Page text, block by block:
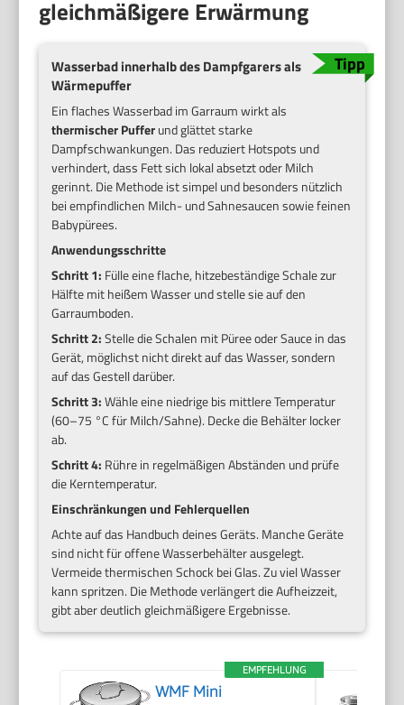
gleichmäßigere Erwärmung
Wasserbad innerhalb des Dampfgarers als
Wärmepuffer
Ein flaches Wasserbad im Garraum wirkt als
thermischer Pufferund glättet starke
Dampfschwankungen. Das reduziert Hotspots und
verhindert, dass Fett sich lokal absetzt oder Milch
gerinnt. Die Methode ist simpel und besonders nützlich
bei empfindlichen Milch- und Sahnesaucen sowie feinen
Babypürees.
Anwendungsschritte
Schritt 1: Fülle eine flache, hitzebeständige Schale zur
Hälfte mit heißem Wasser und stelle sie auf den
Garraumboden.
Schritt 2:Stelle die Schalen mit Püree oder Sauce in das
Gerät, möglichst nicht direkt auf das Wasser, sondern
auf das Gestell darüber.
Schritt 3:Wähle eine niedrige bis mittlere Temperatur
(60–75 °C für Milch/Sahne). Decke die Behälter locker
ab.
Schritt 4: Rühre in regelmäßigen Abständen und prüfe
die Kerntemperatur.
Einschränkungen und Fehlerquellen
Achte auf das Handbuch deines Geräts. Manche Geräte
sind nicht für offene Wasserbehälter ausgelegt.
Vermeide thermischen Schock bei Glas. Zu viel Wasser
kann spritzen. Die Methode verlängert die Aufheizzeit,
gibt aber deutlich gleichmäßigere Ergebnisse.
EMPFEHLUNG
WMF Mini